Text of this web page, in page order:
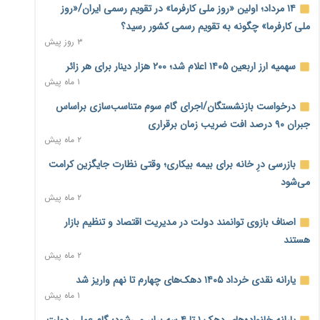
احتمال اختلال ۲۴ ساعته در سامانه‌های تأمین اجتماعی
آغاز اجرای پایلوت «ردا کارت» برای دانشجویان تحصیلات تکمیلی
۲ روز پیش
محدودیت تازه برای شبکه بانکی؛ افزایش سپرده قانونی با هدف
کنترل تورم
ترمز تولید خودرو کشیده شد؛ افت ۲۵ درصدی تیراژ ایران‌خودرو،
سایپا و پارس‌خودرو
۲ روز پیش
نماینده مجلس: توسعه مرزهای زمینی به راهبرد تأمین کالاهای
۲ روز پیش
خانه کارگر قزوین: شکاف دستمزد و هزینه معیشت هر روز عمیق‌تر
۱۴ مرداد؛ اولین «روز ملی کارفرما» در تقویم رسمی ایران/«روز
ملی کارفرما» چگونه به تقویم رسمی کشور رسید؟
۳ روز پیش
سهمیه ارز اربعین ۱۴۰۵ اعلام شد؛ ۲۰۰ هزار دینار برای هر زائر
۱ ماه پیش
درخواست بازنشستگان/اجرای گام سوم متناسب‌سازی براساس
جبران ۹۰ درصد افت ضریب زمان برقراری
۲ ماه پیش
بازرسی درِ خانه برای بیمه بیکاری؛ وقتی نظارت جایگزین کرامت
می‌شود
۲ ماه پیش
اصناف بازوی توانمند دولت در مدیریت اقتصاد و تنظیم بازار
هستند
۲ ماه پیش
یارانه نقدی خرداد ۱۴۰۵ دهک‌های چهارم تا نهم واریز شد
۱ ماه پیش